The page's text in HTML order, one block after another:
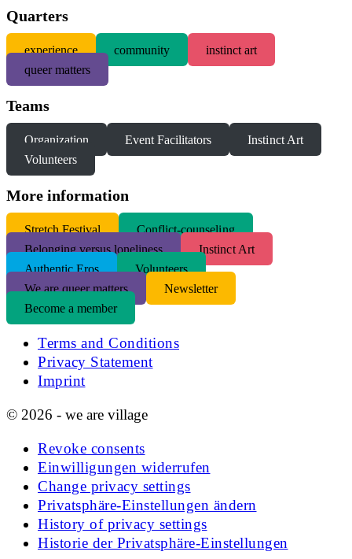
Quarters
experience community
instinct art
queer matters
Teams
Organization Event Facilitators
Instinct Art
Volunteers
More information
Stretch Festival
Conflict-counseling
Belonging versus loneliness
Instinct Art
Authentic Eros
Volunteers
We are queer matters
Newsletter
Become a member
Terms and Conditions
Privacy Statement
Imprint
© 2026 - we are village
Revoke consents
Einwilligungen widerrufen
Change privacy settings
Privatsphäre-Einstellungen ändern
History of privacy settings
Historie der Privatsphäre-Einstellungen